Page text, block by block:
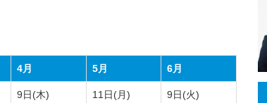
4月 5月 6月
9日(木) 11日(月) 9日(火)